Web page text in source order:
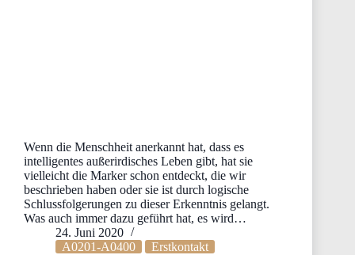
Wenn die Menschheit anerkannt hat, dass es
intelligentes außerirdisches Leben gibt, hat sie
vielleicht die Marker schon entdeckt, die wir
beschrieben haben oder sie ist durch logische
Schlussfolgerungen zu dieser Erkenntnis gelangt.
Was auch immer dazu geführt hat, es wird…
24. Juni 2020
A0201-A0400
Erstkontakt